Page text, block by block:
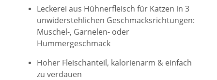
Leckerei aus Hühnerfleisch für Katzen in 3
unwiderstehlichen Geschmacksrichtungen:
Muschel-, Garnelen- oder
Hummergeschmack
Hoher Fleischanteil, kalorienarm & einfach
zu verdauen